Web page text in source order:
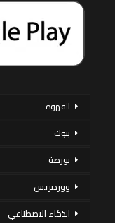
القهوة
بنوك
بورصة
ووردبريس
الذكاء الاصطناعي